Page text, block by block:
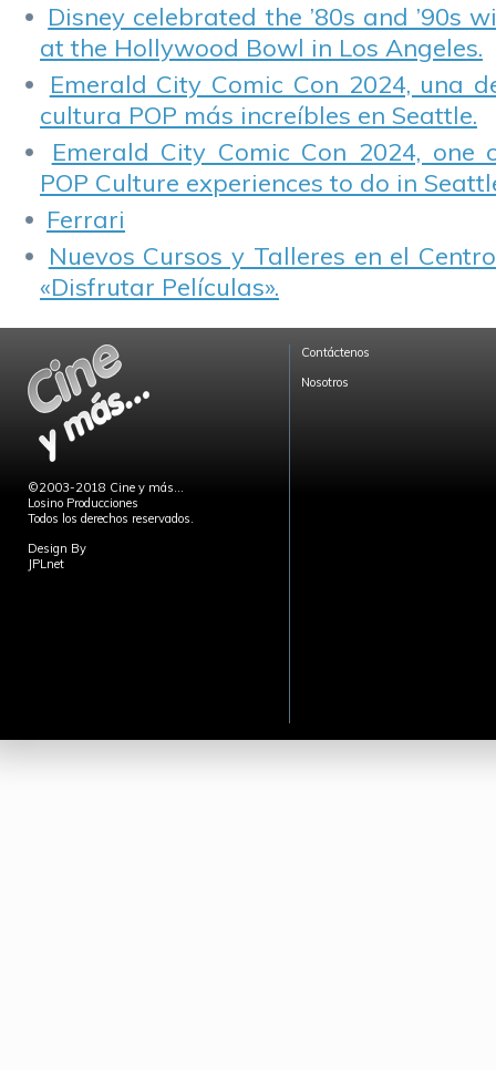
Disney celebrated the ’80s and ’90s
at the Hollywood Bowl in Los Angeles.
Emerald City Comic Con 2024, una
cultura POP más increíbles en Seattle.
Emerald City Comic Con 2024,
POP Culture experiences to do in
Ferrari
Nuevos Cursos y Talleres en el
«Disfrutar Películas».
©2003-2018 Cine y más...
Losino Producciones
Todos los derechos reservados.
Design By
JPLnet
Contáctenos
Nosotros